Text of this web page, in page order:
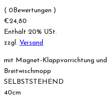
( 0Bewertungen )
€24,80
Enthält 20% USt.
zzgl. Versand
mit Magnet-Klappvorrichtung
Breitwischmopp
SELBSTSTEHEND
40cm